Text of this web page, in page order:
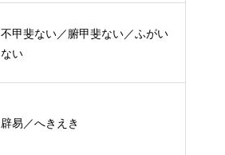
不甲斐ない／腑甲斐ない／ふがい
ない
辟易／へきえき